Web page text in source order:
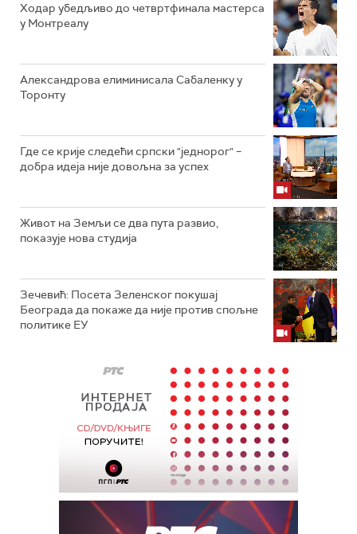
Ходар убедљиво до четвртфинала мастерса
у Монтреалу
Александрова елиминисала Сабаленку у
Торонту
Где се крије следећи српски "једнорог" –
добра идеја није довољна за успех
Живот на Земљи се два пута развио,
показује нова студија
Зечевић: Посета Зеленског покушај
Београда да покаже да није против спољне
политике ЕУ